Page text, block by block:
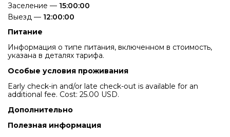
Заселение — 15:00:00
Выезд — 12:00:00
Питание
Информация о типе питания, включенном в стоимость,
указана в деталях тарифа.
Особые условия проживания
Early check-in and/or late check-out is available for an
additional fee. Cost: 25.00 USD.
Дополнительно
Полезная информация